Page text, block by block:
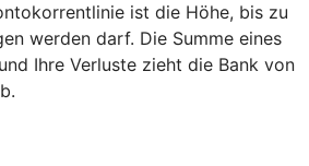
ist die Höhe, bis zu
werden darf. Die Summe eines
Ihre Verluste zieht die Bank von